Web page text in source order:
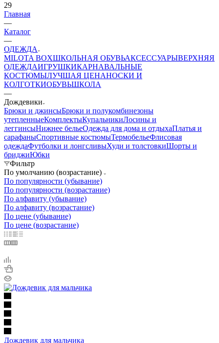
29
Главная
—
Каталог
—
ОДЕЖДА
MILOTA BOXШКОЛЬНАЯ ОБУВЬАКСЕССУАРЫВЕРХНЯЯ
ОДЕЖДАИГРУШКИКАРНАВАЛЬНЫЕ
КОСТЮМЫЛУЧШАЯ ЦЕНАНОСКИ И
КОЛГОТКИОБУВЬШКОЛА
—
Дождевики
Брюки и джинсыБрюки и полукомбинезоны
утепленныеКомплектыКупальникиЛосины и
леггинсыНижнее бельеОдежда для дома и отдыхаПлатья и
сарафаныСпортивные костюмыТермобельеФлисовая
одеждаФутболки и лонгсливыХуди и толстовкиШорты и
бриджиЮбки
Фильтр
По умолчанию (возрастание)
По популярности (убывание)
По популярности (возрастание)
По алфавиту (убывание)
По алфавиту (возрастание)
По цене (убывание)
По цене (возрастание)
Дождевик для мальчика